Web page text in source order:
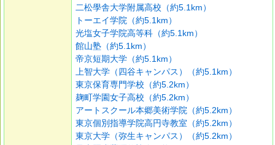
二松學舎大学附属高校（約5.1km）
トーエイ学院（約5.1km）
光塩女子学院高等科（約5.1km）
館山塾（約5.1km）
帝京短期大学（約5.1km）
上智大学（四谷キャンパス）（約5.1km）
東京保育専門学校（約5.2km）
麹町学園女子高校（約5.2km）
アートスクール本郷美術学院（約5.2km）
東京個別指導学院高円寺教室（約5.2km）
東京大学（弥生キャンパス）（約5.2km）